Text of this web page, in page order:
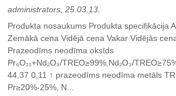
administrators, 25.03.13.
Produkta nosaukums Produkta specifikācija
Zemākā cena Vidējā cena Vakar Vidējās
Prazeodīms neodīma oksīds
Pr₆O₁₁+Nd₂O₃/TREO≥99%,Nd₂O₃/
44,37 0,11 ↑ prazeodīms neodīma metāls
Pr≥20%-25%, N...